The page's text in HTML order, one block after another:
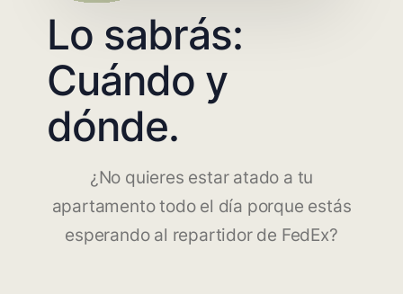
Lo sabrás:
Cuándo y
dónde.
¿No quieres estar atado a tu
apartamento todo el día porque estás
esperando al repartidor de FedEx?